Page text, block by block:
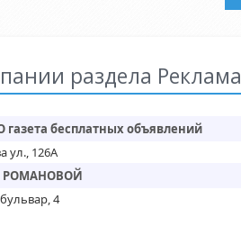
раздела Реклама
бесплатных объявлений
ул., 126А
4